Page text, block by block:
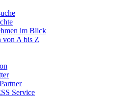
im Blick
von A bis Z
Service